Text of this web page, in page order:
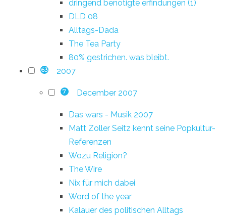
dringend benötigte erfindungen (1)
DLD 08
Alltags-Dada
The Tea Party
80% gestrichen. was bleibt.
63 2007
7 December 2007
Das wars - Musik 2007
Matt Zoller Seitz kennt seine Popkultur-
Referenzen
Wozu Religion?
The Wire
Nix für mich dabei
Word of the year
Kalauer des politischen Alltags